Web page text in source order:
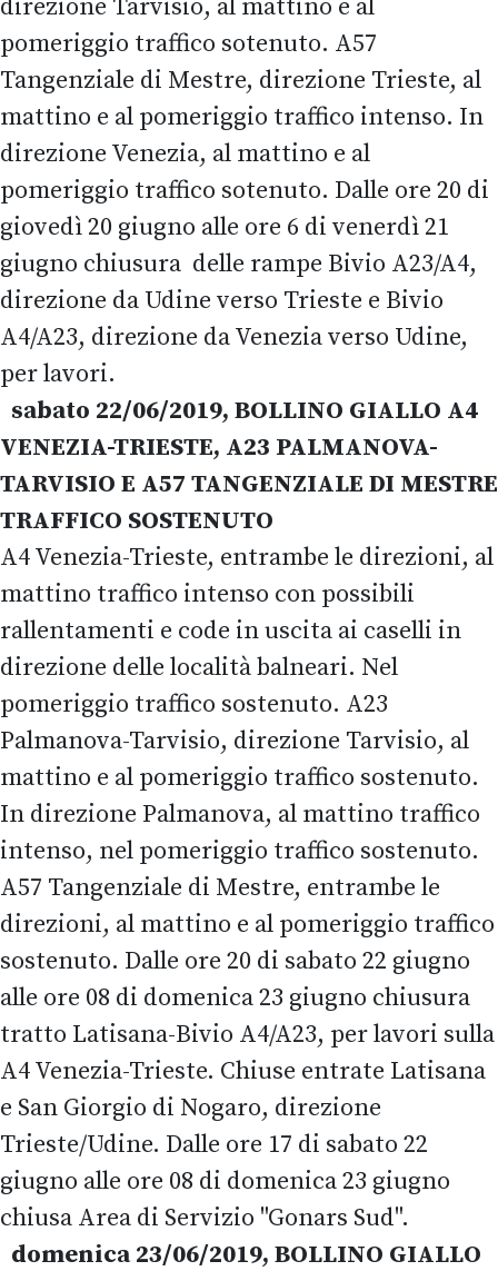
direzione Tarvisio, al mattino e al
pomeriggio traffico sotenuto. A57
Tangenziale di Mestre, direzione Trieste, al
mattino e al pomeriggio traffico intenso. In
direzione Venezia, al mattino e al
pomeriggio traffico sotenuto. Dalle ore 20 di
giovedì 20 giugno alle ore 6 di venerdì 21
giugno chiusura delle rampe Bivio A23/A4,
direzione da Udine verso Trieste e Bivio
A4/A23, direzione da Venezia verso Udine,
per lavori.
sabato 22/06/2019, BOLLINO GIALLO A4
VENEZIA-TRIESTE, A23 PALMANOVA-
TARVISIO E A57 TANGENZIALE DI MESTRE
TRAFFICO SOSTENUTO
A4 Venezia-Trieste, entrambe le direzioni, al
mattino traffico intenso con possibili
rallentamenti e code in uscita ai caselli in
direzione delle località balneari. Nel
pomeriggio traffico sostenuto. A23
Palmanova-Tarvisio, direzione Tarvisio, al
mattino e al pomeriggio traffico sostenuto.
In direzione Palmanova, al mattino traffico
intenso, nel pomeriggio traffico sostenuto.
A57 Tangenziale di Mestre, entrambe le
direzioni, al mattino e al pomeriggio traffico
sostenuto. Dalle ore 20 di sabato 22 giugno
alle ore 08 di domenica 23 giugno chiusura
tratto Latisana-Bivio A4/A23, per lavori sulla
A4 Venezia-Trieste. Chiuse entrate Latisana
e San Giorgio di Nogaro, direzione
Trieste/Udine. Dalle ore 17 di sabato 22
giugno alle ore 08 di domenica 23 giugno
chiusa Area di Servizio "Gonars Sud".
domenica 23/06/2019, BOLLINO GIALLO